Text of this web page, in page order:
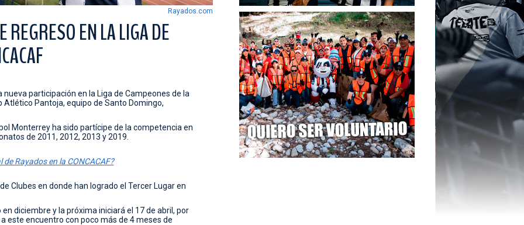
Rayados.com
REGRESO EN LA LIGA DE
participación en la Liga de Campeones de la
Atlético Pantoja, equipo de Santo Domingo,
Monterrey ha sido partícipe de la competencia en
de 2011, 2012, 2013 y 2019.
Rayados en la CONCACAF?
Clubes en donde han logrado el Tercer Lugar en
diciembre y la próxima iniciará el 17 de abril, por
este encuentro con poco más de 4 meses de